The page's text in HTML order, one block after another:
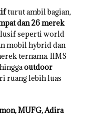
turut ambil bagian,
dan 26 merek
seperti world
mobil hybrid dan
ternama. IIMS
outdoor
ruang lebih luas
MUFG, Adira